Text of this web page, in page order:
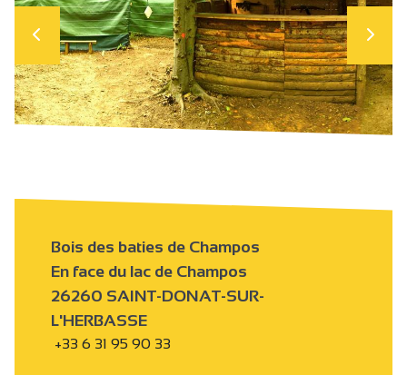
Bois des baties de Champos
En face du lac de Champos
26260 SAINT-DONAT-SUR-
L'HERBASSE
+33 6 31 95 90 33